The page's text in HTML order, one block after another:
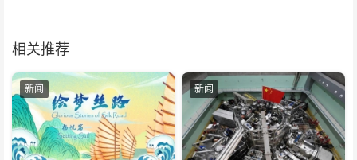
相关推荐
新闻 新闻